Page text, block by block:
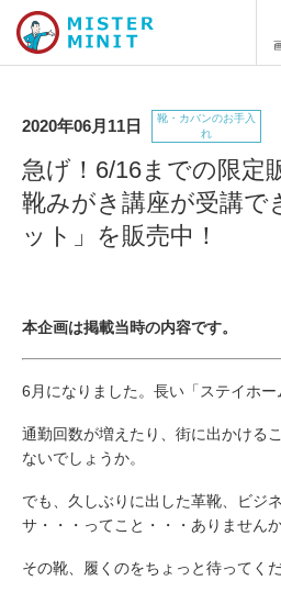
ミスターミニットについて
修理サービス・料金
傘修理
印鑑・はんこの作製
包丁研ぎ 杖
2020年06月11日
靴・カバンのお手入
れ
急げ！6/16までの限定
靴みがき講座が受講で
ット」を販売中！
本企画は掲載当時の内容です。
6月になりました。長い「ステイホー
通勤回数が増えたり、街に出かける
ないでしょうか。
でも、久しぶりに出した革靴、ビジ
サ・・・ってこと・・・ありません
その靴、履くのをちょっと待ってく